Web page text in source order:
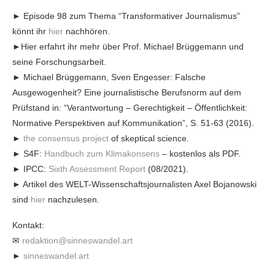
► Episode 98 zum Thema “Transformativer Journalismus”
könnt ihr hier nachhören.
►Hier erfahrt ihr mehr über Prof. Michael Brüggemann und
seine Forschungsarbeit.
► Michael Brüggemann, Sven Engesser: Falsche
Ausgewogenheit? Eine journalistische Berufsnorm auf dem
Prüfstand in: “Verantwortung – Gerechtigkeit – Öffentlichkeit:
Normative Perspektiven auf Kommunikation”, S. 51-63 (2016).
► the consensus project of skeptical science.
► S4F: Handbuch zum Klimakonsens – kostenlos als PDF.
► IPCC: Sixth Assessment Report (08/2021).
► Artikel des WELT-Wissenschaftsjournalisten Axel Bojanowski
sind hier nachzulesen.
Kontakt:
✉ redaktion@sinneswandel.art
► sinneswandel.art